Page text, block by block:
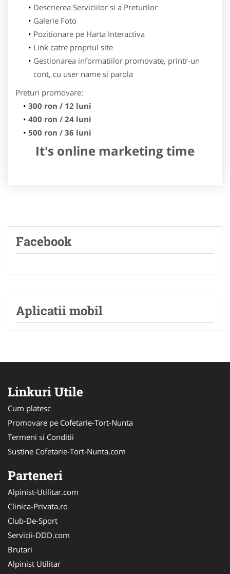
Descrierea Serviciilor si a Preturilor
Galerie Foto
Pozitionare pe Harta Interactiva
Link catre propriul site
Gestionarea informatiilor promovate, printr-un
cont, cu user name si parola
Preturi promovare:
300 ron / 12 luni
400 ron / 24 luni
500 ron / 36 luni
It's online marketing time
Facebook
Aplicatii mobil
Linkuri Utile
Cum platesc
Promovare pe Cofetarie-Tort-Nunta
Termeni si Conditii
Sustine Cofetarie-Tort-Nunta.com
Parteneri
Alpinist-Utilitar.com
Clinica-Privata.ro
Club-De-Sport
Servicii-DDD.com
Brutari
Alpinist Utilitar